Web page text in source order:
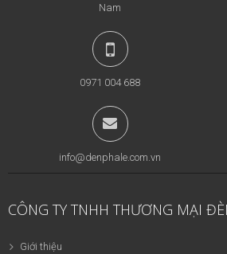
Nam
0971 004 688
info@denphale.com.vn
CÔNG TY TNHH THƯƠNG MẠI
Giới thiệu